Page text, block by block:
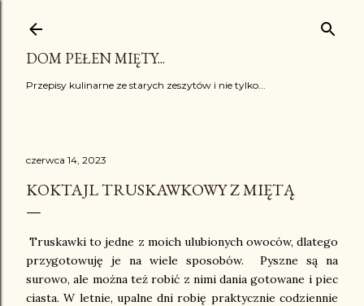
DOM PEŁEN MIĘTY...
Przepisy kulinarne ze starych zeszytów i nie tylko...
czerwca 14, 2023
KOKTAJL TRUSKAWKOWY Z MIĘTĄ
Truskawki to jedne z moich ulubionych owoców, dlatego
przygotowuję je na wiele sposobów. Pyszne są na
surowo, ale można też robić z nimi dania gotowane i piec
ciasta. W letnie, upalne dni robię praktycznie codziennie